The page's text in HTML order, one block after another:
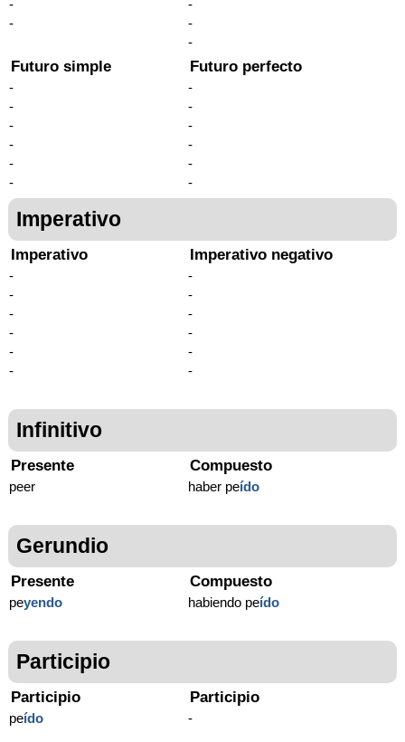
-
-
-
-
-
Futuro simple
-
-
-
-
-
-
Futuro perfecto
-
-
-
-
-
-
Imperativo
Imperativo
-
-
-
-
-
-
Imperativo negativo
-
-
-
-
-
-
Infinitivo
Presente
peer
Compuesto
haber peído
Gerundio
Presente
peyendo
Compuesto
habiendo peído
Participio
Participio
peído
Participio
-